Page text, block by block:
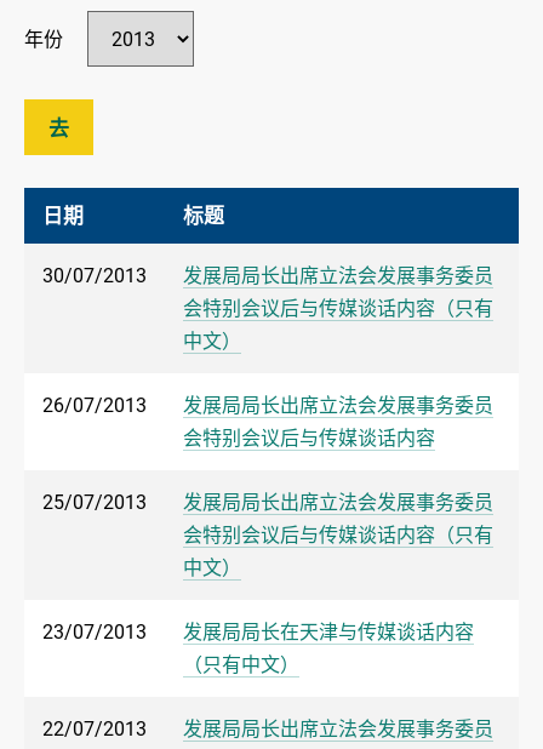
年份
去
日期 标题
30/07/2013
发展局局长出席立法会发展事务委员
会特别会议后与传媒谈话内容（只有
中文）
26/07/2013
发展局局长出席立法会发展事务委员
会特别会议后与传媒谈话内容
25/07/2013
发展局局长出席立法会发展事务委员
会特别会议后与传媒谈话内容（只有
中文）
23/07/2013
发展局局长在天津与传媒谈话内容
（只有中文）
22/07/2013
发展局局长出席立法会发展事务委员